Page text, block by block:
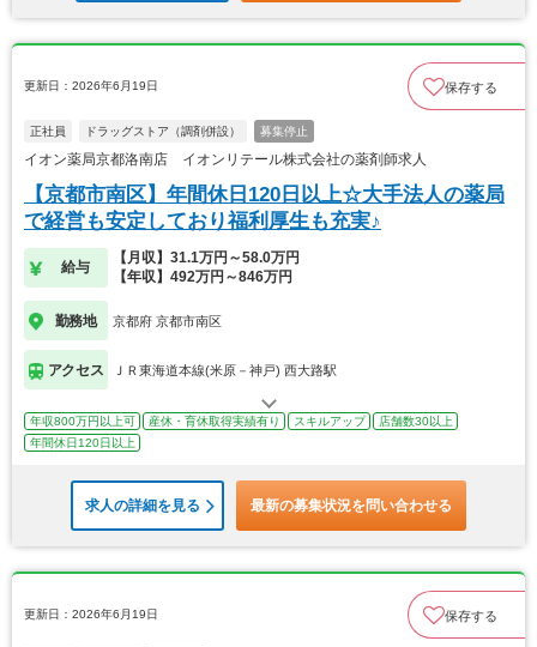
更新日：2026年6月19日 保存する
正社員 ドラッグストア（調剤併設） 募集停止
イオン薬局京都洛南店 イオンリテール株式会社の薬剤師求人
【京都市南区】年間休日120日以上☆大手法人の薬局
で経営も安定しており福利厚生も充実♪
給与
【月収】31.1万円～58.0万円
【年収】492万円～846万円
勤務地 京都府 京都市南区
アクセス ＪＲ東海道本線(米原－神戸) 西大路駅
年収800万円以上可 産休・育休取得実績有り スキルアップ
店舗数30以上
年間休日120日以上
求人の詳細を見る 最新の募集状況を問い合わせる
更新日：2026年6月19日 保存する